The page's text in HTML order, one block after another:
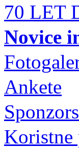
70 LET
Novice
Ankete
Koristne